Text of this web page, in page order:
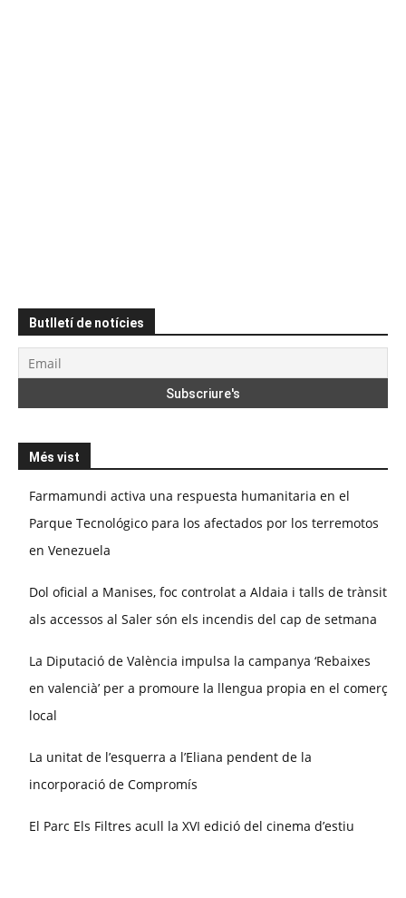
Butlletí de notícies
Més vist
Farmamundi activa una respuesta humanitaria en el
Parque Tecnológico para los afectados por los terremotos
en Venezuela
Dol oficial a Manises, foc controlat a Aldaia i talls de trànsit
als accessos al Saler són els incendis del cap de setmana
La Diputació de València impulsa la campanya ‘Rebaixes
en valencià’ per a promoure la llengua propia en el comerç
local
La unitat de l’esquerra a l’Eliana pendent de la
incorporació de Compromís
El Parc Els Filtres acull la XVI edició del cinema d’estiu